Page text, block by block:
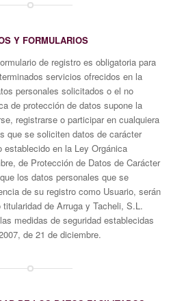
Y FORMULARIOS
de registro es obligatoria para
servicios ofrecidos en la
personales solicitados o el no
de protección de datos supone la
registrarse o participar en cualquiera
que se soliciten datos de carácter
establecido en la Ley Orgánica
de Protección de Datos de Carácter
los datos personales que se
de su registro como Usuario, serán
de Arruga y Tacheli, S.L.
medidas de seguridad establecidas
de 21 de diciembre.